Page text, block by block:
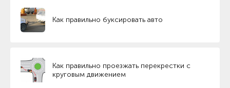
Как правильно буксировать авто
Как правильно проезжать перекрестки с
круговым движением